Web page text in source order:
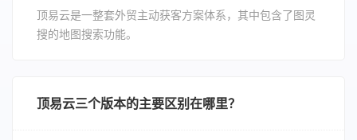
顶易云是一整套外贸主动获客方案体系，其中包含了图灵
搜的地图搜索功能。
顶易云三个版本的主要区别在哪里？